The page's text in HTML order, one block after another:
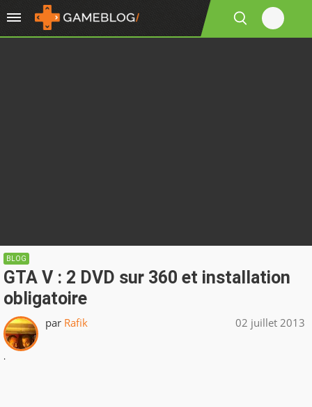
BLOG
GTA V : 2 DVD sur 360 et installation
obligatoire
par Rafik 02 juillet 2013
.